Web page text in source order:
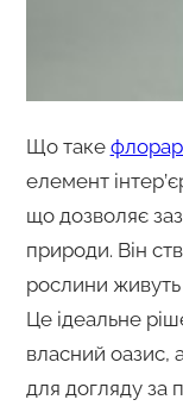
Що таке
елемент
що дозволяє
природи. Він
рослини
Це ідеальне
власний оазис,
для догляду за